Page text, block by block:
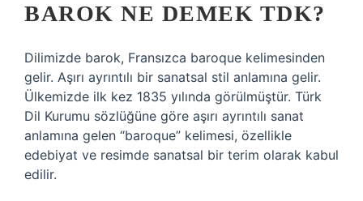
BAROK NE DEMEK TDK?
Dilimizde barok, Fransızca baroque kelimesinden
gelir. Aşırı ayrıntılı bir sanatsal stil anlamına gelir.
Ülkemizde ilk kez 1835 yılında görülmüştür. Türk
Dil Kurumu sözlüğüne göre aşırı ayrıntılı sanat
anlamına gelen “baroque” kelimesi, özellikle
edebiyat ve resimde sanatsal bir terim olarak kabul
edilir.